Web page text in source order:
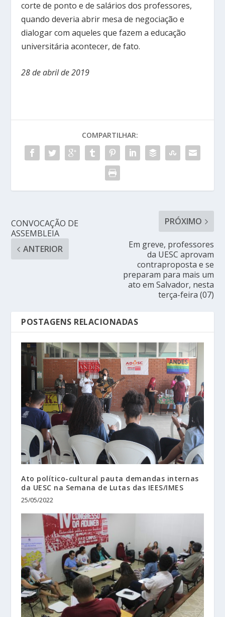
corte de ponto e de salários dos professores,
quando deveria abrir mesa de negociação e
dialogar com aqueles que fazem a educação
universitária acontecer, de fato.
28 de abril de 2019
COMPARTILHAR:
CONVOCAÇÃO DE
ASSEMBLEIA
ANTERIOR
PRÓXIMO
Em greve, professores
da UESC aprovam
contraproposta e se
preparam para mais um
ato em Salvador, nesta
terça-feira (07)
POSTAGENS RELACIONADAS
Ato político-cultural pauta demandas internas
da UESC na Semana de Lutas das IEES/IMES
25/05/2022